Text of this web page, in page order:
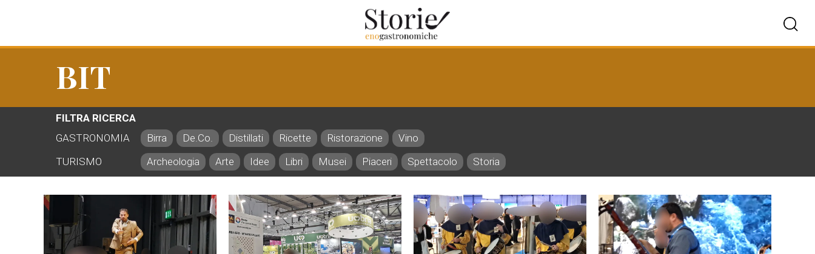
BIT
FILTRA RICERCA
GASTRONOMIA
Birra De.Co. Distillati Ricette Ristorazione
Vino
TURISMO
Archeologia Arte Idee Libri Musei Piaceri Spettacolo Storia